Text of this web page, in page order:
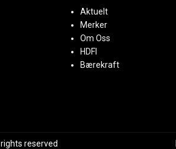
Aktuelt
Merker
Om Oss
HDFI
Bærekraft
reserved